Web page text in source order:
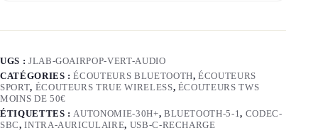
UGS : JLAB-GOAIRPOP-VERT-AUDIO
CATÉGORIES :ÉCOUTEURS BLUETOOTH,ÉCOUTEURS
SPORT, ÉCOUTEURS TRUE WIRELESS, ÉCOUTEURS TWS
MOINS DE 50€
ÉTIQUETTES : AUTONOMIE-30H+, BLUETOOTH-5-1, CODEC-
SBC,INTRA-AURICULAIRE, USB-C-RECHARGE